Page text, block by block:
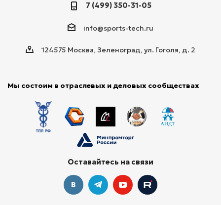
7 (499) 350-31-05
info@sports-tech.ru
124575 Москва, Зеленоград, ул. Гоголя, д. 2
Мы состоим в отраслевых и деловых сообществах
Оставайтесь на связи